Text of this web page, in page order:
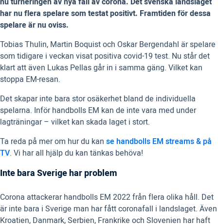
har nu flera spelare som testat positivt. Framtiden för dessa
spelare är nu oviss.
Tobias Thulin, Martin Boquist och Oskar Bergendahl är spelare
som tidigare i veckan visat positiva covid-19 test. Nu står det
klart att även Lukas Pellas går in i samma gäng. Vilket kan
stoppa EM-resan.
Det skapar inte bara stor osäkerhet bland de individuella
spelarna. Inför handbolls EM kan de inte vara med under
lagträningar – vilket kan skada laget i stort.
Ta reda på mer om hur du kan se handbolls EM streams & på
TV. Vi har all hjälp du kan tänkas behöva!
Inte bara Sverige har problem
Corona attackerar handbolls EM 2022 från flera olika håll. Det
är inte bara i Sverige man har fått coronafall i landslaget. Även
Kroatien, Danmark, Serbien, Frankrike och Slovenien har haft